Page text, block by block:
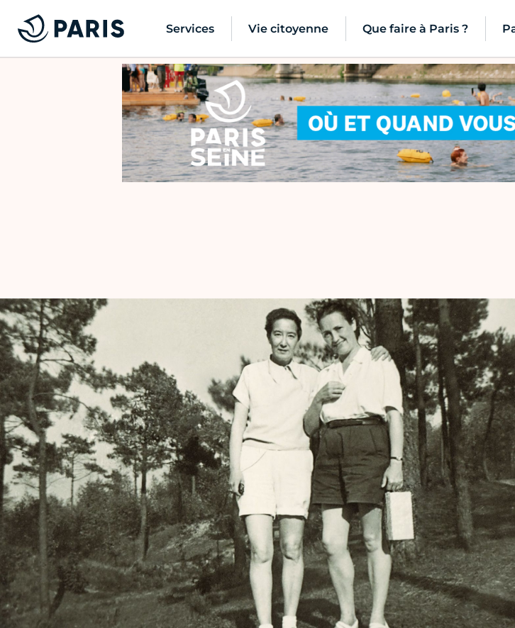
Services Vie citoyenne Que faire à Paris ?